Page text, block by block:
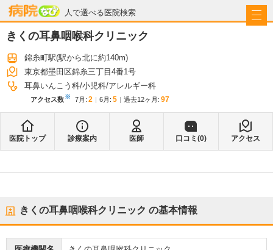
人で選べる医院検索
病院なび
きくの耳鼻咽喉科クリニック
錦糸町駅(駅から北に約140m)
東京都墨田区錦糸三丁目4番1号
耳鼻いんこう科 小児科 アレルギー科
アクセス数※ 7月 : 2 6月 : 5 過去12ヶ月: 97
医院トップ 診療案内 医師 口コミ(0) アクセス
きくの耳鼻咽喉科クリニック の基本情報